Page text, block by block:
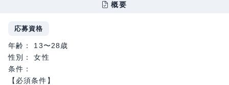
概要
応募資格
年齢： 13〜28歳
性別： 女性
条件：
【必須条件】